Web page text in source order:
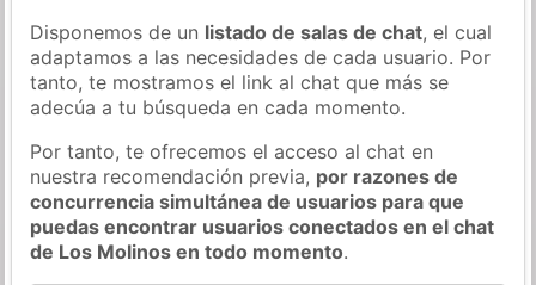
Disponemos de un listado de salas de chat, el cual
adaptamos a las necesidades de cada usuario. Por
tanto, te mostramos el link al chat que más se
adecúa a tu búsqueda en cada momento.
Por tanto, te ofrecemos el acceso al chat en
nuestra recomendación previa, por razones de
concurrencia simultánea de usuarios para que
puedas encontrar usuarios conectados en el chat
de Los Molinos en todo momento.